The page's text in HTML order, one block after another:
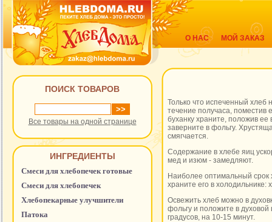
О НАС МОЙ ЗАКАЗ
ПОИСК ТОВАРОВ
Все товары на одной странице
ИНГРЕДИЕНТЫ
Смеси для хлебопечек готовые
Смеси для хлебопечек
Хлебопекарные улучшители
Патока
Только что испеченный хлеб
течение получаса, поместив
буханку храните, положив ее
заверните в фольгу.
смягчается.
Содержание в хлебе яиц
мед и изюм - замедляют.
Наиболее оптимальный
храните его в холодильнике:
Освежить хлеб можно в
фольгу и положите в
градусов, на 10-15 минут.